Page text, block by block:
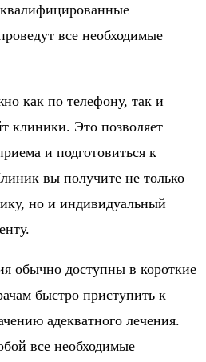
все необходимые
как по телефону, так и
клиники. Это позволяет
и подготовиться к
вы получите не только
но и индивидуальный
обычно доступны в короткие
быстро приступить к
адекватного лечения.
все необходимые